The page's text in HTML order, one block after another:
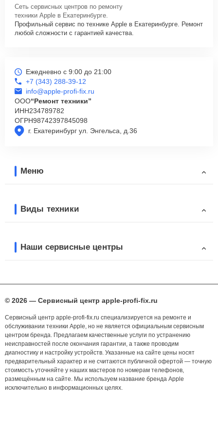
Сеть сервисных центров по ремонту
техники Apple в Екатеринбурге.
Профильный сервис по технике Apple в Екатеринбурге. Ремонт
любой сложности с гарантией качества.
г. Екатеринбург ул. Энгельса, д.36
Ежедневно с 9:00 до 21:00
+7 (343) 288-39-12
info@apple-profi-fix.ru
ООО“Ремонт техники”
ИНН234789782
ОГРН98742397845098
Меню
Виды техники
Наши сервисные центры
© 2026 — Сервисный центр apple-profi-fix.ru
Сервисный центр apple-profi-fix.ru специализируется на ремонте и
обслуживании техники Apple, но не является официальным сервисным
центром бренда. Предлагаем качественные услуги по устранению
неисправностей после окончания гарантии, а также проводим
диагностику и настройку устройств. Указанные на сайте цены носят
предварительный характер и не считаются публичной офертой — точную
стоимость уточняйте у наших мастеров по номерам телефонов,
размещённым на сайте. Мы используем название бренда Apple
исключительно в информационных целях.